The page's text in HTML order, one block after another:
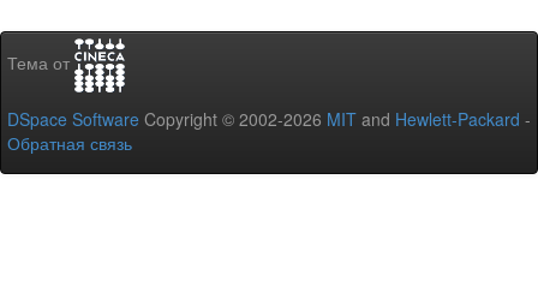
Тема от
DSpace Software Copyright © 2002-2026 MIT and Hewlett-Packard -
Обратная связь